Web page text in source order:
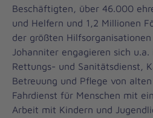
Beschäftigten, über 46.000
und Helfern und 1,2 Millionen
der größten
Johanniter engagieren sich
Rettungs- und Sanitätsdienst,
Betreuung und Pflege von
Fahrdienst für Menschen mit
Arbeit mit Kindern und